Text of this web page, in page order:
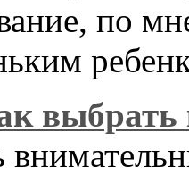
по
выбрать